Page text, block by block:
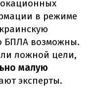
в режиме
БПЛА возможны.
ложной цели,
малую
эксперты.